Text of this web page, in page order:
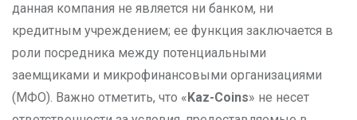
данная компания не является ни банком, ни
кредитным учреждением; ее функция заключается в
роли посредника между потенциальными
заемщиками и микрофинансовыми организациями
(МФО). Важно отметить, что «Kaz-Coins» не несет